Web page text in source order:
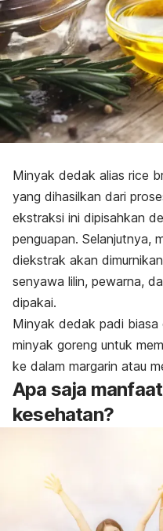
Minyak dedak alias rice
yang dihasilkan dari
ekstraksi ini dipisahkan
penguapan. Selanjutnya,
diekstrak akan
senyawa lilin, pewarna,
dipakai.
Minyak dedak padi biasa
minyak goreng untuk
ke dalam margarin atau
Apa saja
kesehatan?